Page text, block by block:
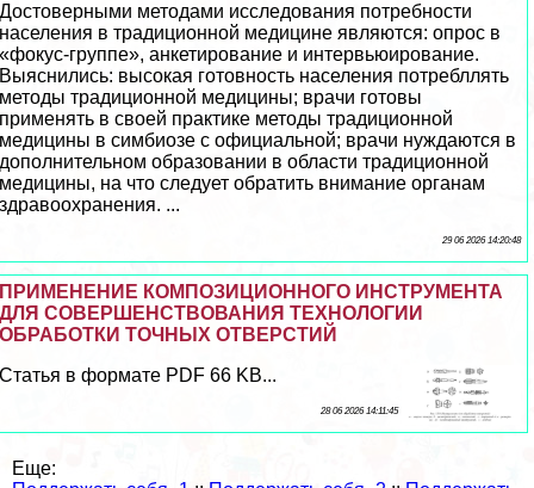
Достоверными методами исследования потребности
населения в традиционной медицине являются: опрос в
«фокус-группе», анкетирование и интервьюирование.
Выяснились: высокая готовность населения потрeбллять
методы традиционной медицины; врачи готовы
применять в своей пpaктике методы традиционной
медицины в симбиозе с официальной; врачи нуждаются в
дополнительном образовании в области традиционной
медицины, на что следует обратить внимание органам
здравоохранения. ...
29 06 2026 14:20:48
ПРИМЕНЕНИЕ КОМПОЗИЦИОННОГО ИНСТРУМЕНТА
ДЛЯ СОВЕРШЕНСТВОВАНИЯ ТЕХНОЛОГИИ
ОБРАБОТКИ ТОЧНЫХ ОТВЕРСТИЙ
Статья в формате PDF 66 KB...
28 06 2026 14:11:45
Еще: